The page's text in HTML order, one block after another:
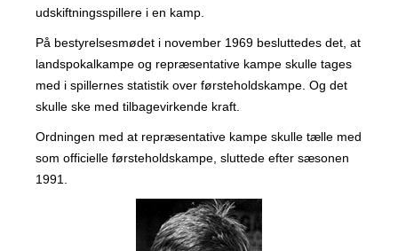
udskiftningsspillere i en kamp.
På bestyrelsesmødet i november 1969 besluttedes det, at
landspokalkampe og repræsentative kampe skulle tages
med i spillernes statistik over førsteholdskampe. Og det
skulle ske med tilbagevirkende kraft.
Ordningen med at repræsentative kampe skulle tælle med
som officielle førsteholdskampe, sluttede efter sæsonen
1991.